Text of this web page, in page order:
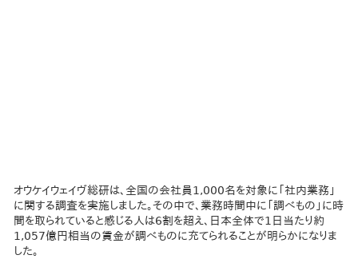
オウケイウェイヴ総研は、全国の会社員1,000名を対象に「社内業務」
に関する調査を実施しました。その中で、業務時間中に「調べもの」に時
間を取られていると感じる人は6割を超え、日本全体で1日当たり約
1,057億円相当の賃金が調べものに充てられることが明らかになりま
した。